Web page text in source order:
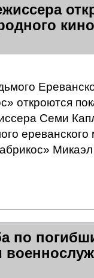
откроются
Семи
по